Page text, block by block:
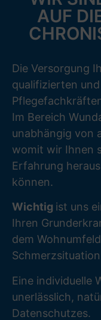
AUF
Die Versorgung
qualifizierten
Im Bereich
unabhängig von
womit wir Ihnen
Erfahrung
können.
Wichtig ist uns
Ihren
dem
Eine individuelle
unerlässlich,
Datenschutzes.